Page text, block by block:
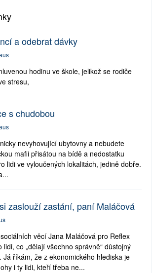
a odebrat dávky
hodinu ve škole, jelikož se rodiče
stresu,
s chudobou
nevyhovující ubytovny a nebudete
mafii přisátou na bídě a nedostatku
lidi ve vyloučených lokalitách, jedině dobře.
zaslouží zastání, paní Maláčová
věcí Jana Maláčová pro Reflex
lidi, co „dělají všechno správně“ důstojný
Já říkám, že z ekonomického hlediska je
i ty lidi, kteří třeba ne...